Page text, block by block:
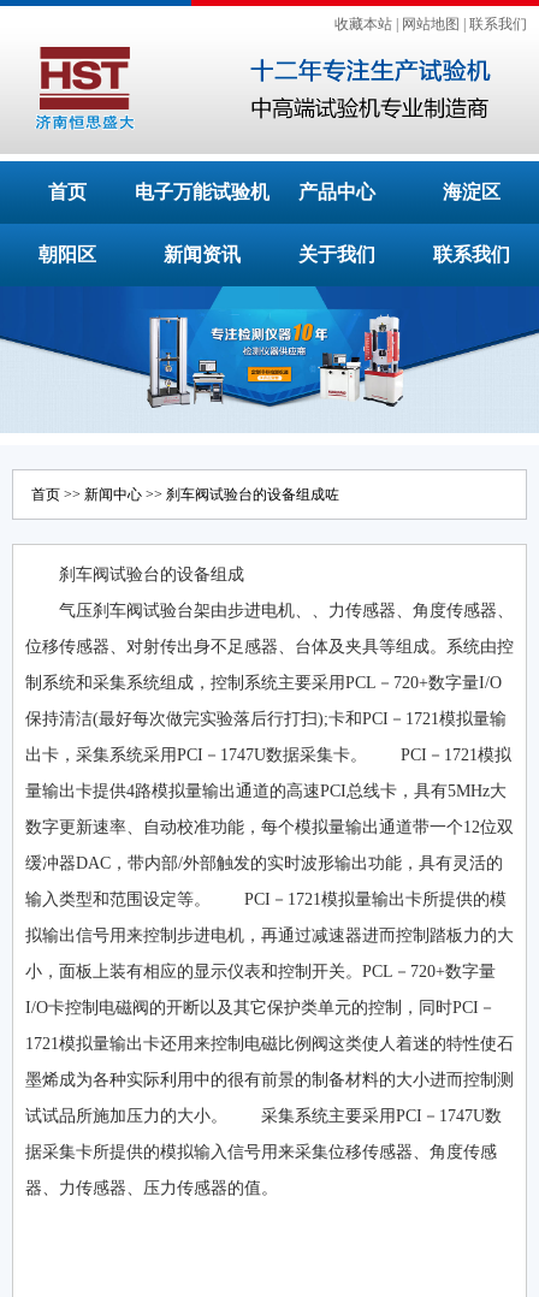
收藏本站 网站地图 联系我们
首页 电子万能试验机 产品中心 海淀区
朝阳区 新闻资讯 关于我们 联系我们
首页 >> 新闻中心 >> 刹车阀试验台的设备组成咗
刹车阀试验台的设备组成
气压刹车阀试验台架由步进电机、、力传感器、角度传感器、
位移传感器、对射传出身不足感器、台体及夹具等组成。系统由控
制系统和采集系统组成，控制系统主要采用PCL－720+数字量I/O
保持清洁(最好每次做完实验落后行打扫);卡和PCI－1721模拟量输
出卡，采集系统采用PCI－1747U数据采集卡。 PCI－1721模拟
量输出卡提供4路模拟量输出通道的高速PCI总线卡，具有5MHz大
数字更新速率、自动校准功能，每个模拟量输出通道带一个12位双
缓冲器DAC，带内部/外部触发的实时波形输出功能，具有灵活的
输入类型和范围设定等。 PCI－1721模拟量输出卡所提供的模
拟输出信号用来控制步进电机，再通过减速器进而控制踏板力的大
小，面板上装有相应的显示仪表和控制开关。PCL－720+数字量
I/O卡控制电磁阀的开断以及其它保护类单元的控制，同时PCI－
1721模拟量输出卡还用来控制电磁比例阀这类使人着迷的特性使石
墨烯成为各种实际利用中的很有前景的制备材料的大小进而控制测
试试品所施加压力的大小。 采集系统主要采用PCI－1747U数
据采集卡所提供的模拟输入信号用来采集位移传感器、角度传感
器、力传感器、压力传感器的值。